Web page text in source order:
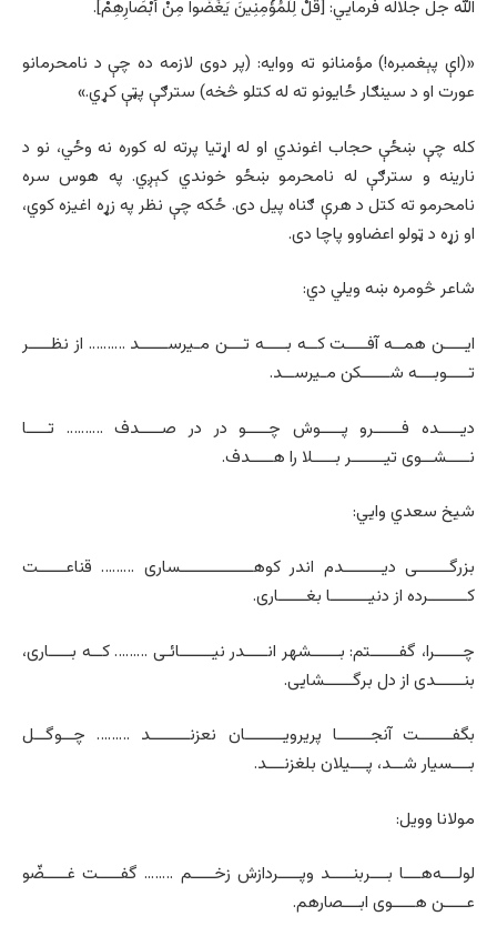
الله جل جلاله فرمايي: [قُلْ لِلْمُؤْمِنِينَ يَغُضُّوا مِنْ أَبْصَارِهِمْ].
«(اې پېغمبره!) مؤمنانو ته ووايه: (پر دوى لازمه ده چې د نامحرمانو
عورت او د سينګار ځايونو ته له کتلو څخه) سترګې پټې کړي.»
کله چې ښځې حجاب اغوندي او له اړتیا پرته له کوره نه وځي، نو د
نارینه و سترګې له نامحرمو ښځو خوندي کېږي. په هوس سره
نامحرمو ته کتل د هرې ګناه پیل دی. ځکه چې نظر په زړه اغیزه کوي،
او زړه د ټولو اعضاوو پاچا دی.
شاعر څومره ښه ویلي دي:
ایــــن همــه آفــــت کــه بــــه تـــن مـی­رســـــد ………. از نظــــر
تــــوبـــه شـــــکن مـی­رســد.
دیــــده فـــــرو پــــوش چــــو در در صــــدف ………. تــــا
نــــشــوی تیــــــر بــــلا را هــــدف.
شیخ سعدي وايي:
بزرگــــــی دیـــــــدم اندر کوهـــــــــــــساری ……… قناعـــــت
کـــــــرده از دنیـــــــا بغـــــاری.
چـــــرا، گفـــــتم: بـــــشهر انــــدر نیــــــائـی ……… کــه بــــاری،
بنـــــدی از دل برگـــــشایی.
بگفــــــت آن­جــــــا پریرویـــــــان نعزنـــــــد ……… چــوگــل
بـــسیار شــد، پـــیلان بلغزنـــد.
مولانا وویل:
لولـــه­‌هـــا بـــربنــــد وپــــردازش زخــــم …….. گفــــت غــــضّو
عــــن هــــوی ابـــصارهم.